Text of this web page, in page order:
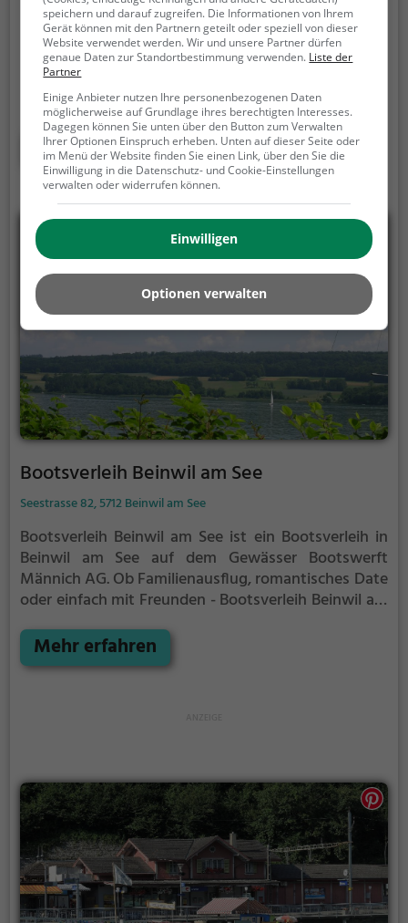
Bootsvermietung ist ein Bootsverleih in Freiburg im
Breisgau auf dem Bach Gewerbebach, Hauptkanal.
Ob Familienausflug, romantisches Date oder einfach
mit Freunden - Bootsvermietung ist die perfekte
Adresse in Freiburg im Breisgau. Hier kommen
sowohl Naturfreunde als auch Sportbegeisterte und
echte Wasserratten auf ihre Kosten.
Mehr erfahren
Bootsverleih Beinwil am See
Seestrasse 82, 5712 Beinwil am See
Bootsverleih Beinwil am See ist ein Bootsverleih in
Beinwil am See auf dem Gewässer Bootswerft
Männich AG.Ob Familienausflug, romantisches Date
oder einfach mit Freunden - Bootsverleih Beinwil am
kommen sowohl Naturfreunde als auch
Sportbegeisterte und echte Wasserratten auf ihre
Mehr erfahren
speichern und darauf zugreifen. Die Informationen von Ihrem
Gerät können mit den Partnern geteilt oder speziell von dieser
Website verwendet werden. Wir und unsere Partner dürfen
genaue Daten zur Standortbestimmung verwenden. Liste der
Partner
Einige Anbieter nutzen Ihre personenbezogenen Daten
möglicherweise auf Grundlage ihres berechtigten Interesses.
Dagegen können Sie unten über den Button zum Verwalten
Ihrer Optionen Einspruch erheben. Unten auf dieser Seite oder
im Menü der Website finden Sie einen Link, über den Sie die
Einwilligung in die Datenschutz- und Cookie-Einstellungen
verwalten oder widerrufen können.
Einwilligen
Optionen verwalten